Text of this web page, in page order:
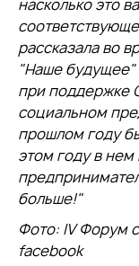
насколько это
рассказала во
"Наше будущее"
при поддержке
социальном
прошлом году
этом году в
больше!"
Фото: IV Форум
facebook